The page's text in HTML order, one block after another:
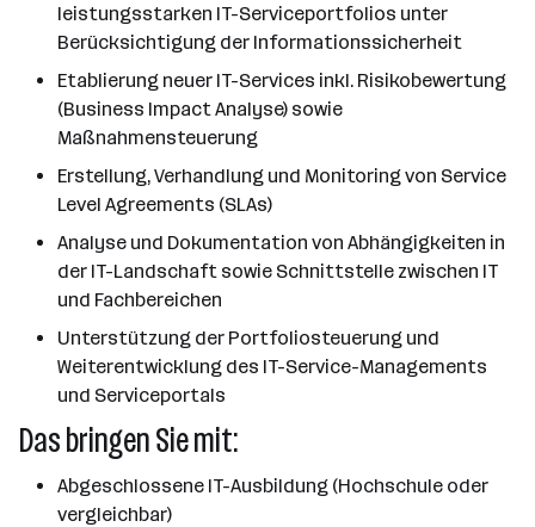
leistungsstarken IT-Serviceportfolios unter
Berücksichtigung der Informationssicherheit
Etablierung neuer IT-Services inkl. Risikobewertung
(Business Impact Analyse) sowie
Maßnahmensteuerung
Erstellung, Verhandlung und Monitoring von Service
Level Agreements (SLAs)
Analyse und Dokumentation von Abhängigkeiten in
der IT-Landschaft sowie Schnittstelle zwischen IT
und Fachbereichen
Unterstützung der Portfoliosteuerung und
Weiterentwicklung des IT-Service-Managements
und Serviceportals
Das bringen Sie mit:
Abgeschlossene IT-Ausbildung (Hochschule oder
vergleichbar)